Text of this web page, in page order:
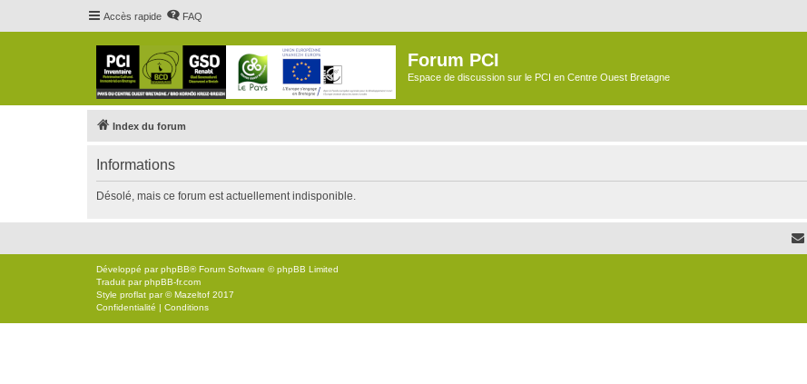
Accès rapide FAQ
Forum PCI
Espace de discussion sur le PCI en Centre Ouest Bretagne
Index du forum
Informations
Désolé, mais ce forum est actuellement indisponible.
Développé parphpBB® Forum Software © phpBB Limited
Traduit parphpBB-fr.com
Style proflat par ©Mazeltof 2017
Confidentialité | Conditions